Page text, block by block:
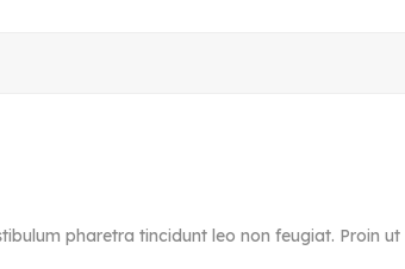
pharetra tincidunt leo non feugiat. Proin ut